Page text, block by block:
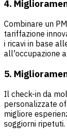
4.
Combinare un
tariffazione
i ricavi in base
all'occupazione
5.
Il check-in da
personalizzate
migliore
soggiorni ripetuti.